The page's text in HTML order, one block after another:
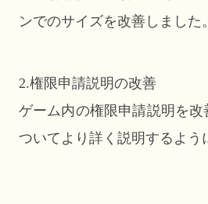
ンでのサイズを改善しました。
2.権限申請説明の改善
ゲーム内の権限申請説明を
ついてより詳く説明するよう